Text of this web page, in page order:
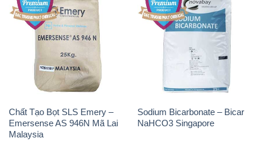
Chất Tạo Bọt SLS Emery –
Emersense AS 946N Mã Lai
Malaysia
Sodium Bicarbonate – Bicar
NaHCO3 Singapore